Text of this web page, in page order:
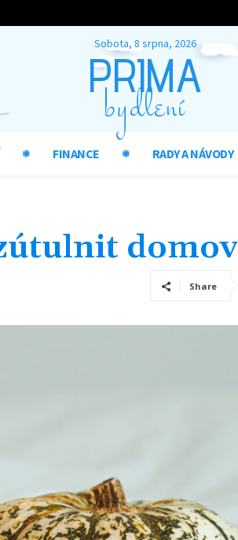
Sobota, 8 srpna, 2026
PRIMA
bydlení
FINANCE RADY A NÁVODY
domov
Share